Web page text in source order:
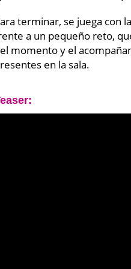
terminar, se juega con
a un pequeño reto,
momento y el
en la sala.